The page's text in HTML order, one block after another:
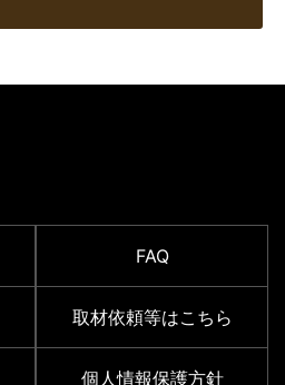
FAQ
取材依頼等はこちら
個人情報保護方針